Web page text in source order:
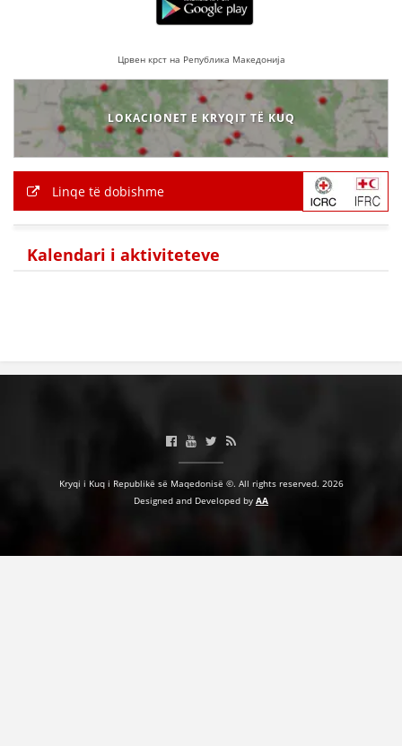
Црвен крст на Република Македонија
LOKACIONET E KRYQIT TË KUQ
Linqe të dobishme
Kalendari i aktiviteteve
Kryqi i Kuq i Republikë së Maqedonisë ©. All rights reserved. 2026
Designed and Developed by AA